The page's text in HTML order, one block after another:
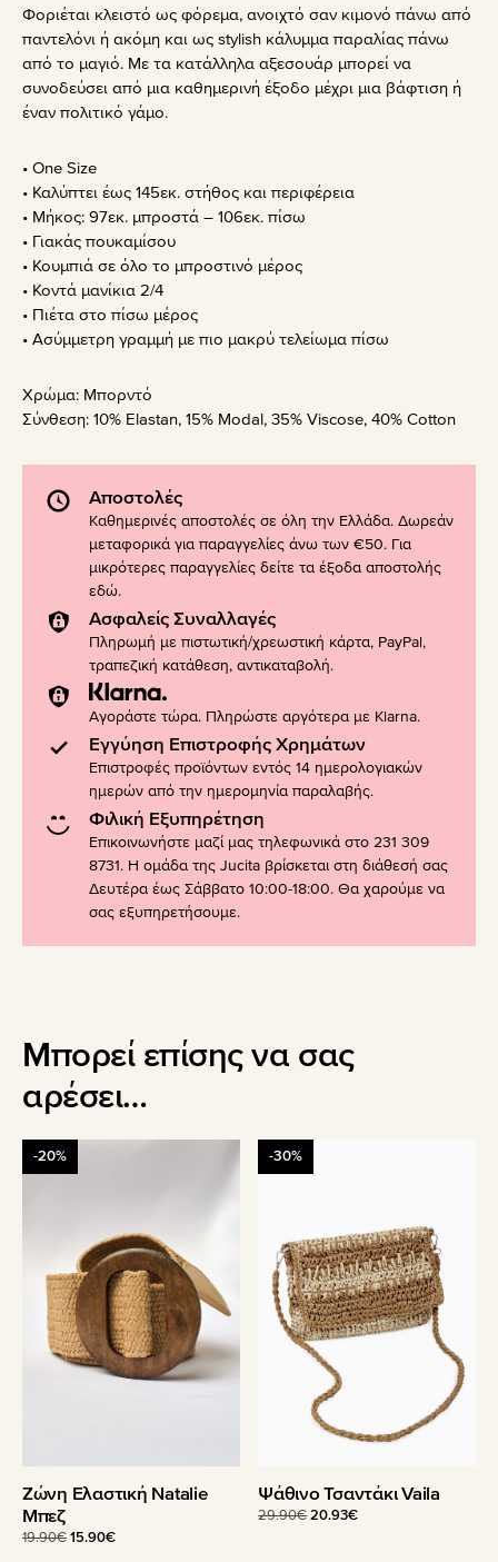
Φοριέται κλειστό ως φόρεμα, ανοιχτό σαν κιμονό πάνω από
παντελόνι ή ακόμη και ως stylish κάλυμμα παραλίας πάνω
από το μαγιό. Με τα κατάλληλα αξεσουάρ μπορεί να
συνοδεύσει από μια καθημερινή έξοδο μέχρι μια βάφτιση ή
έναν πολιτικό γάμο.
• One Size
• Καλύπτει έως 145εκ. στήθος και περιφέρεια
• Μήκος: 97εκ. μπροστά – 106εκ. πίσω
• Γιακάς πουκαμίσου
• Κουμπιά σε όλο το μπροστινό μέρος
• Κοντά μανίκια 2/4
• Πιέτα στο πίσω μέρος
• Ασύμμετρη γραμμή με πιο μακρύ τελείωμα πίσω
Χρώμα: Μπορντό
Σύνθεση: 10% Elastan, 15% Modal, 35% Viscose, 40% Cotton
Αποστολές
Καθημερινές αποστολές σε όλη την Ελλάδα. Δωρεάν
μεταφορικά για παραγγελίες άνω των €50. Για
μικρότερες παραγγελίες δείτε τα έξοδα αποστολής
εδώ.
Ασφαλείς Συναλλαγές
Πληρωμή με πιστωτική/χρεωστική κάρτα, PayPal,
τραπεζική κατάθεση, αντικαταβολή.
Αγοράστε τώρα. Πληρώστε αργότερα με Klarna.
Εγγύηση Επιστροφής Χρημάτων
Επιστροφές προϊόντων εντός 14 ημερολογιακών
ημερών από την ημερομηνία παραλαβής.
Φιλική Εξυπηρέτηση
Επικοινωνήστε μαζί μας τηλεφωνικά στο 231 309
8731. Η ομάδα της Jucita βρίσκεται στη διάθεσή σας
Δευτέρα έως Σάββατο 10:00-18:00. Θα χαρούμε να
σας εξυπηρετήσουμε.
Μπορεί επίσης να σας
αρέσει…
-20%
Ζώνη Ελαστική Natalie
Μπεζ
19.90€Original
15.90€Η
-30%
Ψάθινο Τσαντάκι Vaila
29.90€Original
20.93€Η